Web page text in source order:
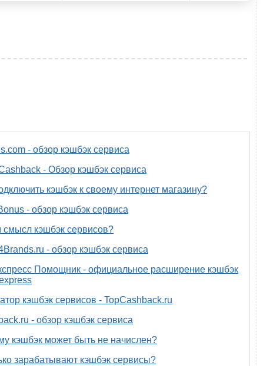
- обзор кэшбэк сервиса
- Обзор кэшбэк сервиса
кэшбэк к своему интернет магазину?
- обзор кэшбэк сервиса
смысл кэшбэк сервисов?
- обзор кэшбэк сервиса
Помощник - официальное расширение кэшбэк
кэшбэк сервисов - TopCashback.ru
- обзор кэшбэк сервиса
кэшбэк может быть не начислен?
зарабатывают кэшбэк сервисы?